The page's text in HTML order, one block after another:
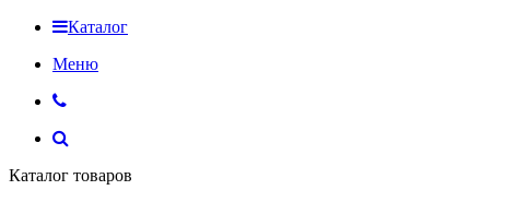
Каталог
Меню
Каталог товаров